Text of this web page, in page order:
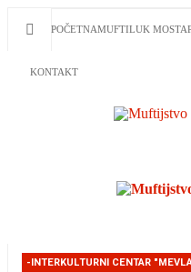
POČETNAMUFTILUK
KONTAKT
-INTERKULTURNI CENTAR